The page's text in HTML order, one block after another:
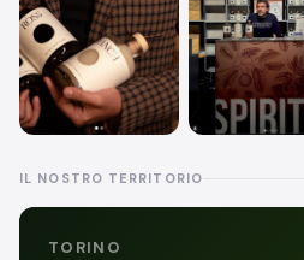
IL NOSTRO TERRITORIO
TORINO